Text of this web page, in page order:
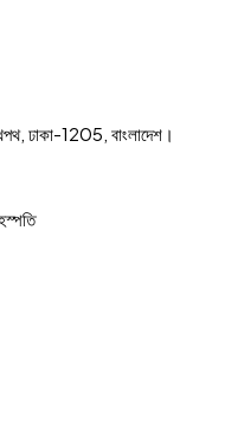
ঢাকা-1205, বাংলাদেশ।